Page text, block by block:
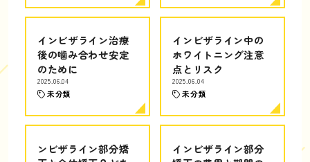
インビザライン治療
後の噛み合わせ安定
のために
2025.06.04
未分類
インビザライン中の
ホワイトニング注意
点とリスク
2025.06.04
未分類
ンビザライン部分矯
インビザライン部分